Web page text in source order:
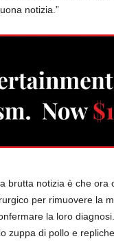
notizia.”
brutta notizia è che
per rimuovere la
la loro
zuppa di pollo e